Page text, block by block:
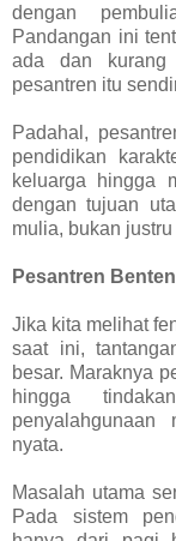
dengan
Pandangan ini
ada dan kurang
pesantren itu
Padahal,
pendidikan
keluarga hingga
dengan tujuan
mulia, bukan
Pesantren
Jika kita melihat
saat ini,
besar. Maraknya
hingga
nyata.
Masalah utama
Pada sistem